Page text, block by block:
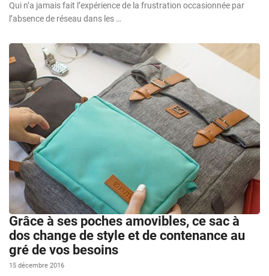
Qui n’a jamais fait l’expérience de la frustration occasionnée par
l’absence de réseau dans les …
Grâce à ses poches amovibles, ce sac à
dos change de style et de contenance au
gré de vos besoins
15 décembre 2016